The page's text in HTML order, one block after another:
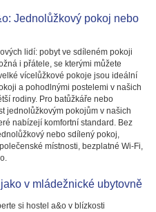
Jednolůžkový pokoj nebo
lidí: pobyt ve sdíleném pokoji
i přátele, se kterými můžete
vícelůžkové pokoje jsou ideální
a pohodlnými postelemi v našich
rodiny. Pro batůžkáře nebo
jednolůžkovým pokojům v našich
nabízejí komfortní standard. Bez
nebo sdílený pokoj,
místnosti, bezplatné Wi-Fi,
v mládežnické ubytovně
si hostel a&o v blízkosti